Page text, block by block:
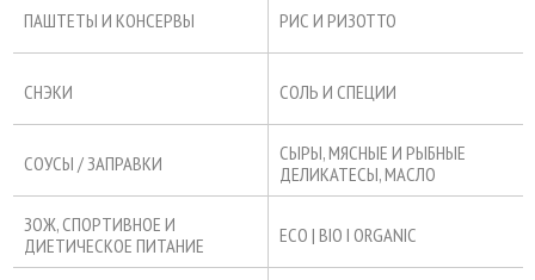
ПАШТЕТЫ И КОНСЕРВЫ РИС И РИЗОТТО
СНЭКИ СОЛЬ И СПЕЦИИ
СОУСЫ / ЗАПРАВКИ
СЫРЫ, МЯСНЫЕ И РЫБНЫЕ
ДЕЛИКАТЕСЫ, МАСЛО
ЗОЖ, СПОРТИВНОЕ И
ДИЕТИЧЕСКОЕ ПИТАНИЕ
ECO | BIO I ORGANIC